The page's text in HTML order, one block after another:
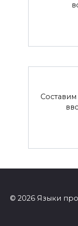
© 2026 Языки